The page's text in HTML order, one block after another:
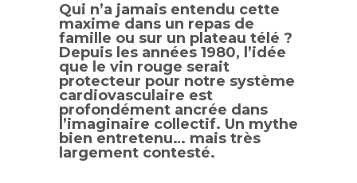
Qui n’a jamais entendu cette
maxime dans un repas de
famille ou sur un plateau télé ?
Depuis les années 1980, l’idée
que le vin rouge serait
protecteur pour notre système
cardiovasculaire est
profondément ancrée dans
l’imaginaire collectif. Un mythe
bien entretenu… mais très
largement contesté.